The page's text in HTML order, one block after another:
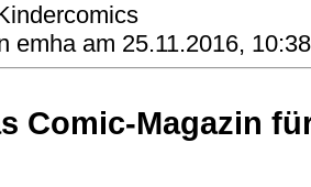
emha am 25.11.2016,
Comic-Magazin